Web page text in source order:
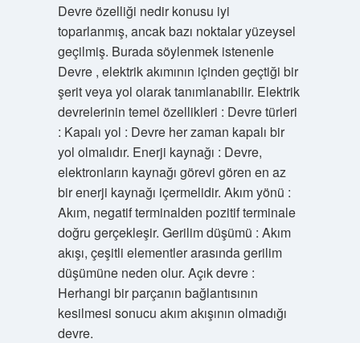
Devre özelliği nedir konusu iyi
toparlanmış, ancak bazı noktalar yüzeysel
geçilmiş. Burada söylenmek istenenle
Devre , elektrik akımının içinden geçtiği bir
şerit veya yol olarak tanımlanabilir. Elektrik
devrelerinin temel özellikleri : Devre türleri
: Kapalı yol : Devre her zaman kapalı bir
yol olmalıdır. Enerji kaynağı : Devre,
elektronların kaynağı görevi gören en az
bir enerji kaynağı içermelidir. Akım yönü :
Akım, negatif terminalden pozitif terminale
doğru gerçekleşir. Gerilim düşümü : Akım
akışı, çeşitli elementler arasında gerilim
düşümüne neden olur. Açık devre :
Herhangi bir parçanın bağlantısının
kesilmesi sonucu akım akışının olmadığı
devre.